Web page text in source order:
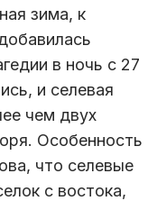
зима, к
в ночь с 27
и селевая
чем двух
Особенность
что селевые
с востока,